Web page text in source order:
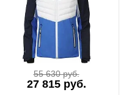
55 630 руб.
27 815 руб.